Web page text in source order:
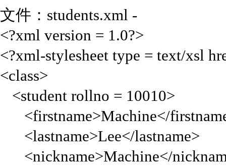
文件：students.xml -
<?xml version = 1.0?>
<?xml-stylesheet type = text/xsl
<class>
<student rollno = 10010>
<firstname>Machine</
<lastname>Lee</lastname>
<nickname>Machine</